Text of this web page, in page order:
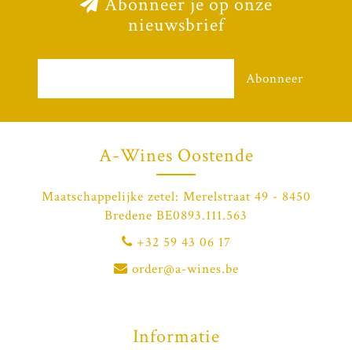
nieuwsbrief
Abonneer
A-Wines Oostende
Maatschappelijke zetel: Merelstraat 49 - 8450
Bredene BE0893.111.563
+32 59 43 06 17
order@a-wines.be
Informatie